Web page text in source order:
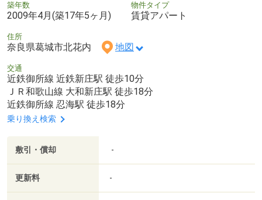
築年数
2009年4月(築17年5ヶ月)
物件タイプ
賃貸アパート
住所
奈良県葛城市北花内 地図
交通
近鉄御所線 近鉄新庄駅 徒歩10分
ＪＲ和歌山線 大和新庄駅 徒歩18分
近鉄御所線 忍海駅 徒歩18分
乗り換え検索
敷引・償却 -
更新料 -